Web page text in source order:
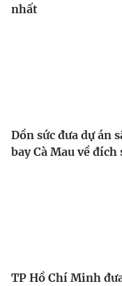
nhất
Dồn sức đưa dự án
bay Cà Mau về đích
TP Hồ Chí Minh